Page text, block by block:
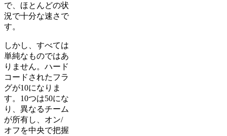
で、ほとんどの状
況で十分な速さで
す。
しかし、すべては
単純なものではあ
りません。ハード
コードされたフラ
グが10になりま
す。10つは50にな
り、異なるチーム
が所有し、オン/
オフを中央で把握